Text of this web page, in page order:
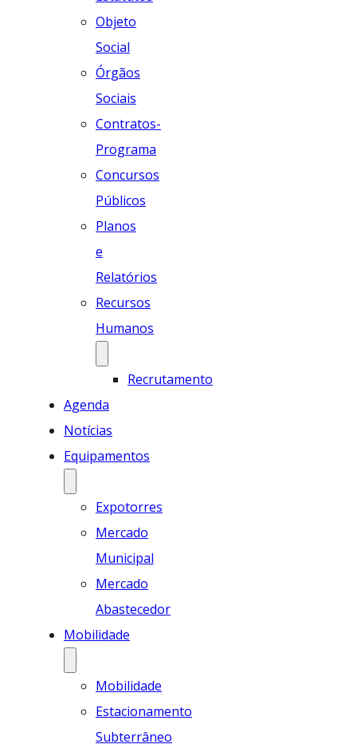
Objeto
Social
Órgãos
Sociais
Contratos-
Programa
Concursos
Públicos
Planos
e
Relatórios
Recursos
Humanos
Recrutamento
Agenda
Notícias
Equipamentos
Expotorres
Mercado
Municipal
Mercado
Abastecedor
Mobilidade
Mobilidade
Estacionamento
Subterrâneo